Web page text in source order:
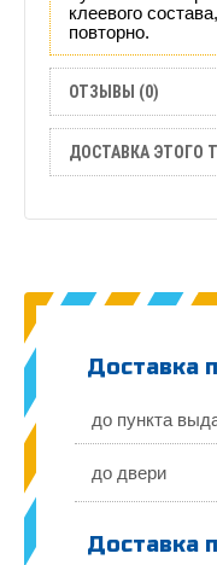
клеевого
повторно.
ОТЗЫВЫ (0)
ДОСТАВКА ЭТОГО
Доставка
до пункта
до двери
Доставка